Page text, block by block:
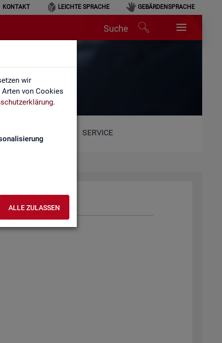
wir
von Cookies
.
ALLE ZULASSEN
KONTAKT LEICHTE SPRACHE GEBÄRDENSPRACHE
Suche
SERVICE